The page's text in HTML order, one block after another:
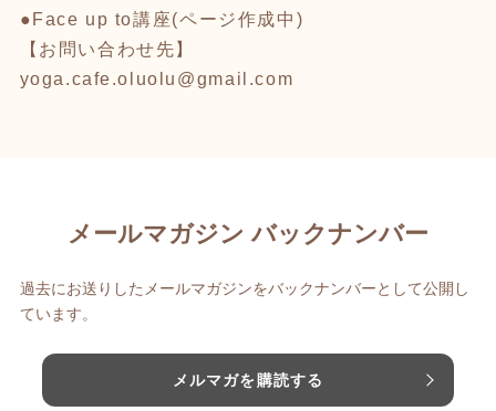
●Face up to講座(ページ作成中)
【お問い合わせ先】
yoga.cafe.oluolu@gmail.com
メールマガジン バックナンバー
過去にお送りしたメールマガジンをバックナンバーとして公開し
ています。
メルマガを購読する